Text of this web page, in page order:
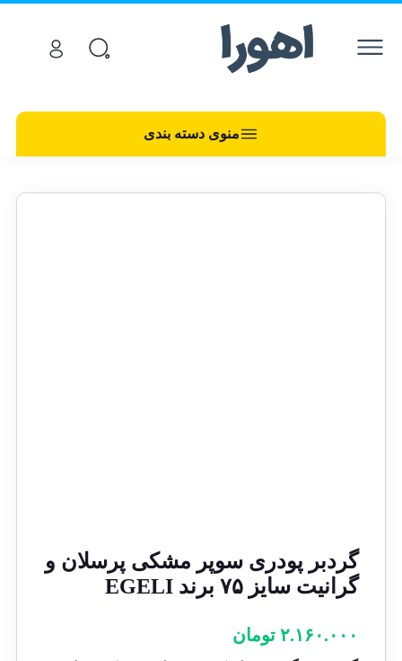
منوی دسته بندی
گردبر پودری سوپر مشکی پرسلان و
گرانیت سایز ۷۵ برند EGELI
۲.۱۶۰.۰۰۰ تومان